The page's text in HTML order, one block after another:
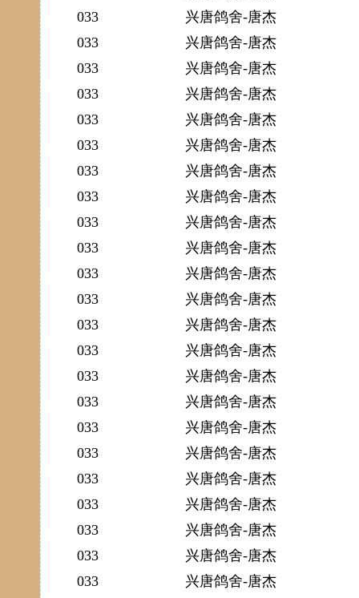
033
兴唐鸽舍-唐杰
033
兴唐鸽舍-唐杰
033
兴唐鸽舍-唐杰
033
兴唐鸽舍-唐杰
033
兴唐鸽舍-唐杰
033
兴唐鸽舍-唐杰
033
兴唐鸽舍-唐杰
033
兴唐鸽舍-唐杰
033
兴唐鸽舍-唐杰
033
兴唐鸽舍-唐杰
033
兴唐鸽舍-唐杰
033
兴唐鸽舍-唐杰
033
兴唐鸽舍-唐杰
033
兴唐鸽舍-唐杰
033
兴唐鸽舍-唐杰
033
兴唐鸽舍-唐杰
033
兴唐鸽舍-唐杰
033
兴唐鸽舍-唐杰
033
兴唐鸽舍-唐杰
033
兴唐鸽舍-唐杰
033
兴唐鸽舍-唐杰
033
兴唐鸽舍-唐杰
033
兴唐鸽舍-唐杰